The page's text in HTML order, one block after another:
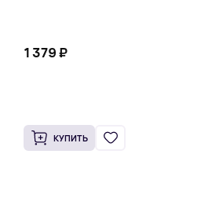
1 379 ₽
КУПИТЬ